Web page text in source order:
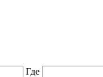
Где